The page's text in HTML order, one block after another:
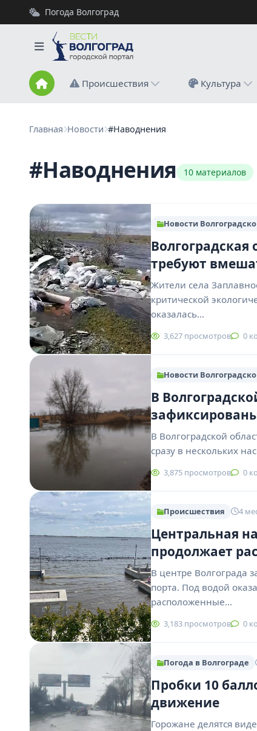
Погода Волгоград
Происшествия Культура
Главная Новости #Наводнения
#Наводнения 10 материалов
Новости
Волгоградская
требуют
Жители села
критической
оказалась…
3,627 просмотров 0
Новости
В
В Волгоградской
сразу в нескольких
3,875 просмотров 0
Происшествия 4
Центральная
продолжает
В центре Волгограда
порта. Под водой
расположенные…
3,183 просмотров 0
Погода в Волгограде
Пробки 10
движение
Горожане делятся